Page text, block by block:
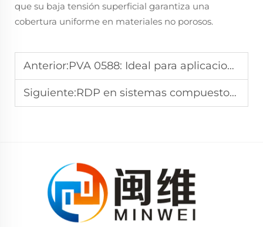
que su baja tensión superficial garantiza una
cobertura uniforme en materiales no porosos.
Anterior:PVA 0588: Ideal para aplicaciones de disolución rápida y baja viscosidad
Siguiente:RDP en sistemas compuestos de aislamiento térmico exterior (ETICS)